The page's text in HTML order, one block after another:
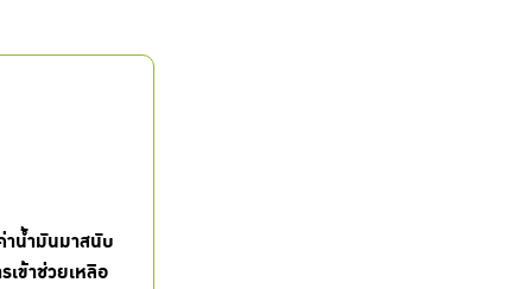
น้ำมันมาสนับ
ข้าช่วยเหลือ